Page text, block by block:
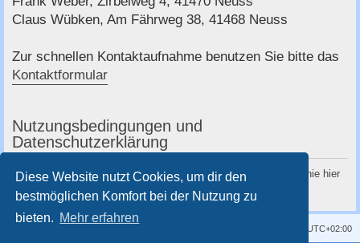
Diese Website nutzt Cookies, um dir den
bestmöglichen Komfort bei der Nutzung zu
bieten. Mehr erfahren
Claus Wübken, Am Fährweg 38, 41468 Neuss
Zur schnellen Kontaktaufnahme benutzen Sie bitte das
Kontaktformular
Nutzungsbedingungen und
Datenschutzerklärung
Du kannst die Nutzungsbedingungen und die Datenschutzrichtlinie hier
nachlesen:Nutzungsbedingungen und Datenschutzerklärung
UTC+02:00